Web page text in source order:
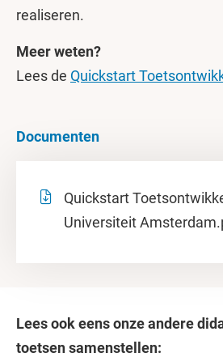
realiseren.
Meer weten?
Lees de Quickstart
Documenten
Quickstart
Universiteit
Lees ook eens onze andere
toetsen samenstellen: